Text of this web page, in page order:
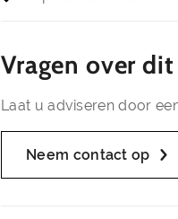
Vragen over
Laat u adviseren door
Neem contact op